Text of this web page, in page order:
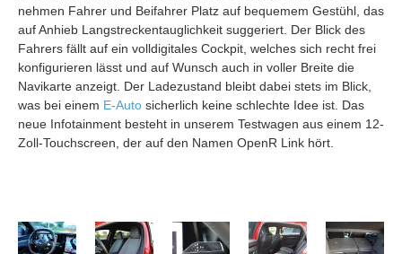
nehmen Fahrer und Beifahrer Platz auf bequemem Gestühl, das
auf Anhieb Langstreckentauglichkeit suggeriert. Der Blick des
Fahrers fällt auf ein volldigitales Cockpit, welches sich recht frei
konfigurieren lässt und auf Wunsch auch in voller Breite die
Navikarte anzeigt. Der Ladezustand bleibt dabei stets im Blick,
was bei einem E-Auto sicherlich keine schlechte Idee ist. Das
neue Infotainment besteht in unserem Testwagen aus einem 12-
Zoll-Touchscreen, der auf den Namen OpenR Link hört.